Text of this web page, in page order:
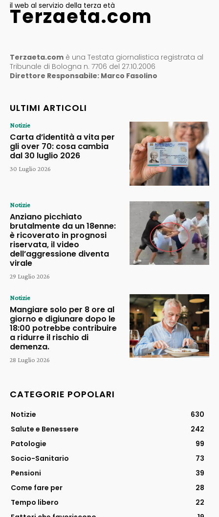
il web al servizio della terza età
Terzaeta.com
Terzaeta.com è una Testata giornalistica registrata al
Tribunale di Bologna n. 7706 del 27.10.2006
Direttore Responsabile: Marco Fasolino
ULTIMI ARTICOLI
Notizie
Carta d’identità a vita per
gli over 70: cosa cambia
dal 30 luglio 2026
30 Luglio 2026
Notizie
Anziano picchiato
brutalmente da un 18enne:
è ricoverato in prognosi
riservata, il video
dell’aggressione diventa
virale
29 Luglio 2026
Notizie
Mangiare solo per 8 ore al
giorno e digiunare dopo le
18:00 potrebbe contribuire
a ridurre il rischio di
demenza.
28 Luglio 2026
CATEGORIE POPOLARI
Notizie
630
Salute e Benessere
242
Patologie
99
Socio-Sanitario
73
Pensioni
39
Come fare per
28
Tempo libero
22